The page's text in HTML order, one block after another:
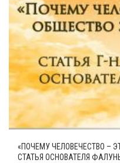
«ПОЧЕМУ ЧЕЛОВЕЧЕСТВО –
СТАТЬЯ ОСНОВАТЕЛЯ